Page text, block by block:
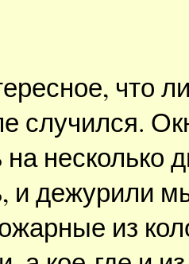
что
случился.
несколько
и дежурили
из